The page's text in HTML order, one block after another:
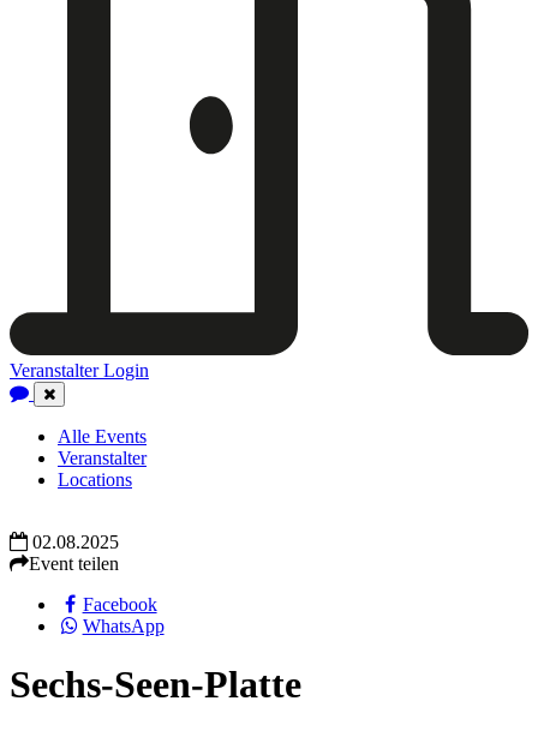
Veranstalter Login
Close
Navigation
Alle Events
Veranstalter
Locations
02.08.2025
Event teilen
Facebook
WhatsApp
Sechs-Seen-Platte